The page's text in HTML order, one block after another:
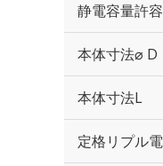
静電容量許
本体寸法⌀ D
本体寸法L
定格リプル